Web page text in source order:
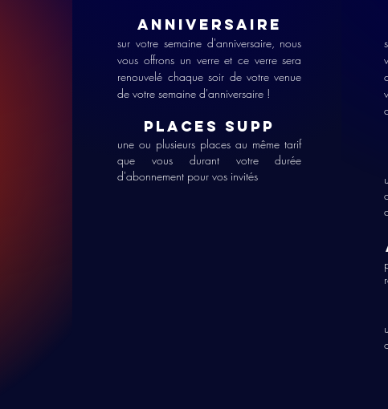
ANNIVERSAIRE
sur votre semaine d'anniversaire, nous
vous offrons un verre et ce verre sera
renouvelé chaque soir de votre venue
de votre semaine d'anniversaire !
places SUPP
une ou plusieurs places au même tarif
que vous durant votre durée
d'abonnement pour vos invités